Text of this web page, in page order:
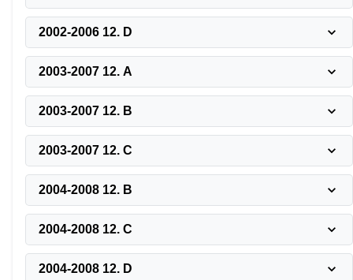
2002-2006 12. D
2003-2007 12. A
2003-2007 12. B
2003-2007 12. C
2004-2008 12. B
2004-2008 12. C
2004-2008 12. D